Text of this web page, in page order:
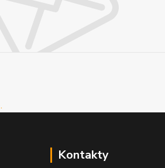
Kontakty